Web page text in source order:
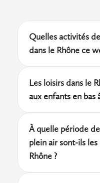
Quelles activités
dans le Rhône ce
selon la météo et
les Monts du
journée dans un
prestataires de la
Les loisirs dans le
aux enfants en bas
accueillent des
notamment dans
À quelle période
plein air sont-ils les
Rhône ?